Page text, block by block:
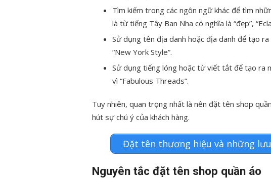
Tìm kiếm trong các ngôn ngữ khác để tìm
là từ tiếng Tây Ban Nha có nghĩa là “đẹp”,
Sử dụng tên địa danh hoặc địa danh để tạo
“New York Style”.
Sử dụng tiếng lóng hoặc từ viết tắt để tạo ra
vì “Fabulous Threads”.
Tuy nhiên, quan trọng nhất là nên đặt tên shop
hút sự chú ý của khách hàng.
Đặt tên thương hiệu và những
Nguyên tắc đặt tên shop quần áo